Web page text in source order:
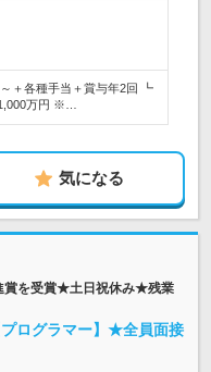
～＋各種手当＋賞与年2回 ┗
万円 ※…
気になる
賞を受賞★土日祝休み★残業
ログラマー】★全員面接